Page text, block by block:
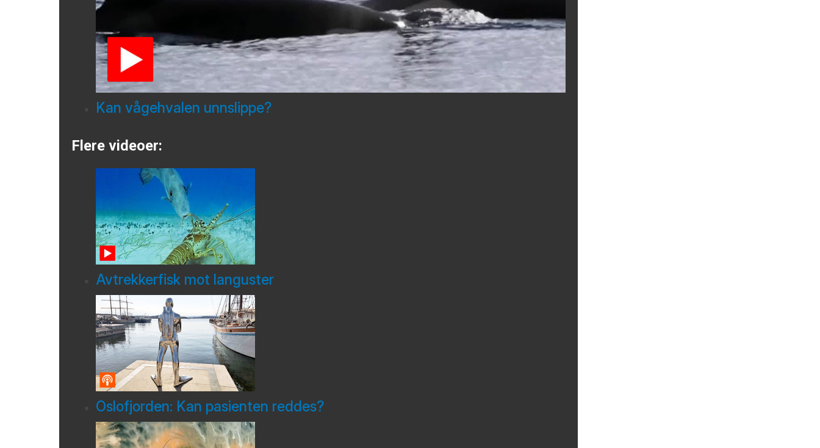
Kan vågehvalen unnslippe?
Flere videoer:
Avtrekkerfisk mot languster
Oslofjorden: Kan pasienten reddes?